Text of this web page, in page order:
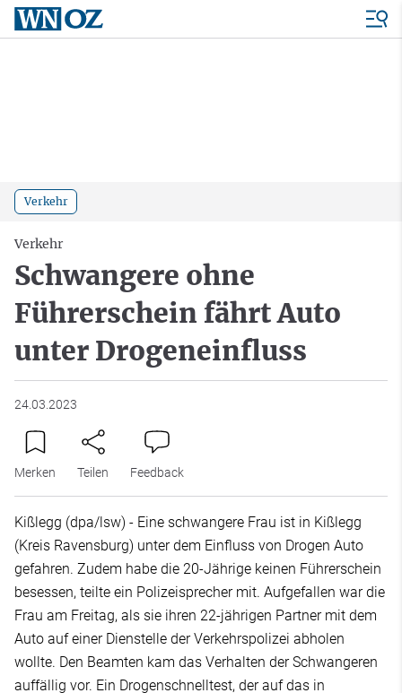
Verkehr
Verkehr
Schwangere ohne
Führerschein fährt Auto
unter Drogeneinfluss
24.03.2023
Merken Teilen Feedback
Kißlegg (dpa/lsw) - Eine schwangere Frau ist in Kißlegg
(Kreis Ravensburg) unter dem Einfluss von Drogen Auto
gefahren. Zudem habe die 20-Jährige keinen Führerschein
besessen, teilte ein Polizeisprecher mit. Aufgefallen war die
Frau am Freitag, als sie ihren 22-jährigen Partner mit dem
Auto auf einer Dienstelle der Verkehrspolizei abholen
wollte. Den Beamten kam das Verhalten der Schwangeren
auffällig vor. Ein Drogenschnelltest, der auf das in